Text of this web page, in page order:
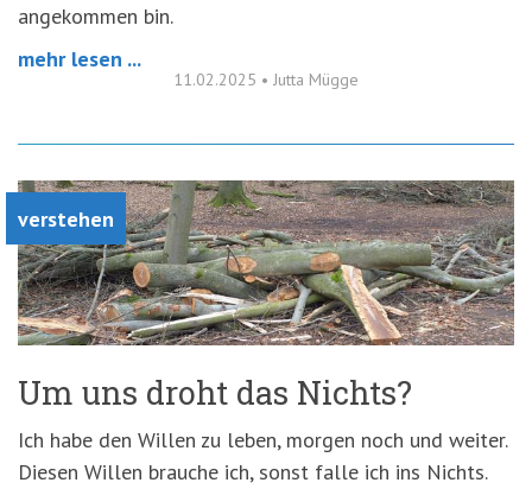
angekommen bin.
mehr lesen ...
11.02.2025 • Jutta Mügge
verstehen
Um uns droht das Nichts?
Ich habe den Willen zu leben, morgen noch und weiter.
Diesen Willen brauche ich, sonst falle ich ins Nichts.